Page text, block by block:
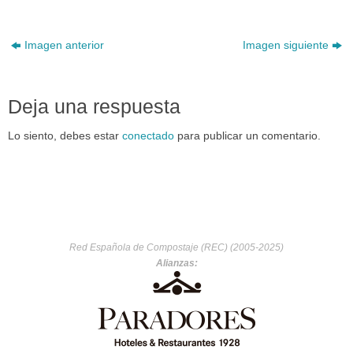
Imagen anterior Imagen siguiente
Deja una respuesta
Lo siento, debes estar conectado para publicar un comentario.
Red Española de Compostaje (REC) (2005-2025)
Alianzas: